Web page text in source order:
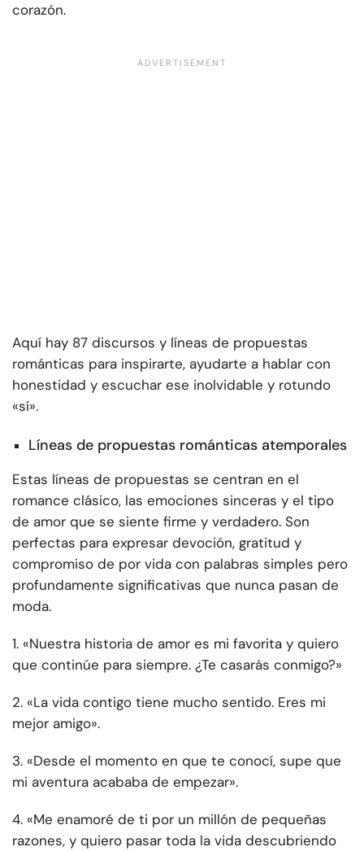
corazón.
Aquí hay 87 discursos y líneas de propuestas
románticas para inspirarte, ayudarte a hablar con
honestidad y escuchar ese inolvidable y rotundo
«sí».
Líneas de propuestas románticas atemporales
Estas líneas de propuestas se centran en el
romance clásico, las emociones sinceras y el tipo
de amor que se siente firme y verdadero. Son
perfectas para expresar devoción, gratitud y
compromiso de por vida con palabras simples pero
profundamente significativas que nunca pasan de
moda.
1. «Nuestra historia de amor es mi favorita y quiero
que continúe para siempre. ¿Te casarás conmigo?»
2. «La vida contigo tiene mucho sentido. Eres mi
mejor amigo».
3. «Desde el momento en que te conocí, supe que
mi aventura acababa de empezar».
4. «Me enamoré de ti por un millón de pequeñas
razones, y quiero pasar toda la vida descubriendo